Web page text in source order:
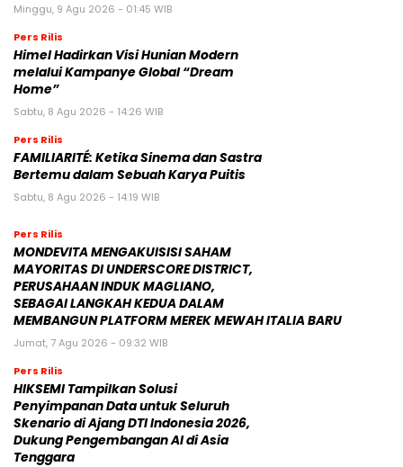
Minggu, 9 Agu 2026 - 01:45 WIB
Pers Rilis
Himel Hadirkan Visi Hunian Modern
melalui Kampanye Global “Dream
Home”
Sabtu, 8 Agu 2026 - 14:26 WIB
Pers Rilis
FAMILIARITÉ: Ketika Sinema dan Sastra
Bertemu dalam Sebuah Karya Puitis
Sabtu, 8 Agu 2026 - 14:19 WIB
Pers Rilis
MONDEVITA MENGAKUISISI SAHAM
MAYORITAS DI UNDERSCORE DISTRICT,
PERUSAHAAN INDUK MAGLIANO,
SEBAGAI LANGKAH KEDUA DALAM
MEMBANGUN PLATFORM MEREK MEWAH ITALIA BARU
Jumat, 7 Agu 2026 - 09:32 WIB
Pers Rilis
HIKSEMI Tampilkan Solusi
Penyimpanan Data untuk Seluruh
Skenario di Ajang DTI Indonesia 2026,
Dukung Pengembangan AI di Asia
Tenggara